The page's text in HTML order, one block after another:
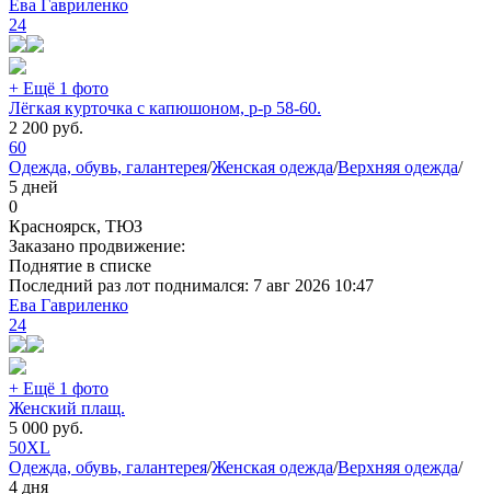
Ева Гавриленко
24
+ Ещё 1 фото
Лёгкая курточка с капюшоном, р-р 58-60.
2 200 руб.
60
Одежда, обувь, галантерея/Женская одежда/Верхняя одежда/
5 дней
0
Красноярск, ТЮЗ
Заказано продвижение:
Поднятие в списке
Последний раз лот поднимался: 7 авг 2026 10:47
Ева Гавриленко
24
+ Ещё 1 фото
Женский плащ.
5 000 руб.
50XL
Одежда, обувь, галантерея/Женская одежда/Верхняя одежда/
4 дня